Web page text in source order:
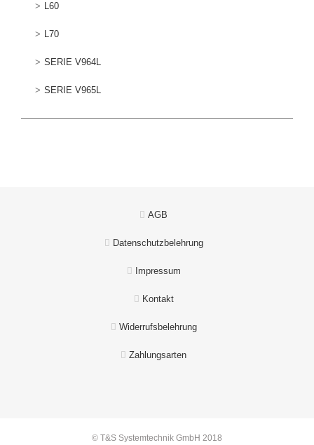
L60
L70
SERIE V964L
SERIE V965L
AGB
Datenschutzbelehrung
Impressum
Kontakt
Widerrufsbelehrung
Zahlungsarten
© T&S Systemtechnik GmbH 2018